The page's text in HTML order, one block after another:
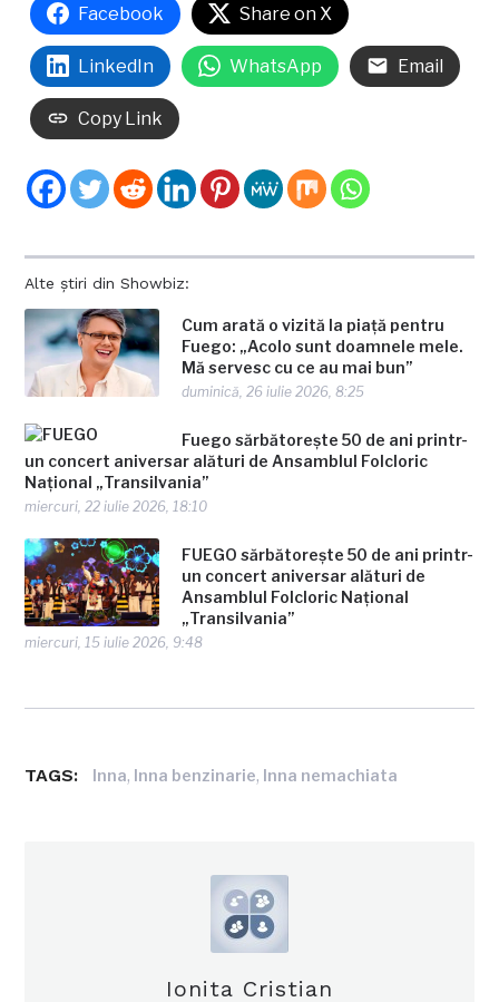
Alte știri din Showbiz:
Cum arată o vizită la piață pentru
Fuego: „Acolo sunt doamnele mele.
Mă servesc cu ce au mai bun”
duminică, 26 iulie 2026, 8:25
Fuego sărbătorește 50 de ani printr-
un concert aniversar alături de Ansamblul Folcloric
Național „Transilvania”
miercuri, 22 iulie 2026, 18:10
FUEGO sărbătorește 50 de ani printr-
un concert aniversar alături de
Ansamblul Folcloric Național
„Transilvania”
miercuri, 15 iulie 2026, 9:48
Facebook Share on X
LinkedIn WhatsApp Email
Copy Link
TAGS: Inna, Inna benzinarie, Inna nemachiata
Ionita Cristian